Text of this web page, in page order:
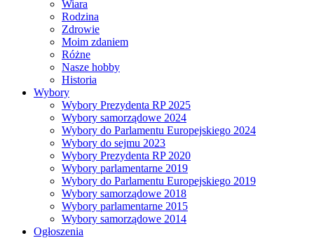
Wiara
Rodzina
Zdrowie
Moim zdaniem
Różne
Nasze hobby
Historia
Wybory
Wybory Prezydenta RP 2025
Wybory samorządowe 2024
Wybory do Parlamentu Europejskiego 2024
Wybory do sejmu 2023
Wybory Prezydenta RP 2020
Wybory parlamentarne 2019
Wybory do Parlamentu Europejskiego 2019
Wybory samorządowe 2018
Wybory parlamentarne 2015
Wybory samorządowe 2014
Ogłoszenia